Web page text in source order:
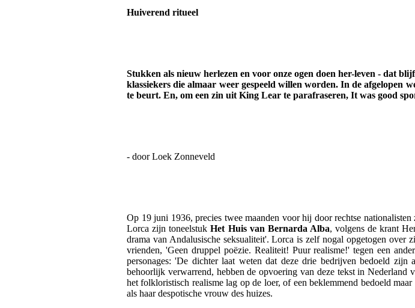
Huiverend ritueel
Stukken als nieuw herlezen en voor onze ogen doen her-leven - dat
klassiekers die almaar weer gespeeld willen worden. In de afgelopen
te beurt. En, om een zin uit King Lear te parafraseren, It was good
- door Loek Zonneveld
Op 19 juni 1936, precies twee maanden voor hij door rechtse
Lorca zijn toneelstukHet Huis van Bernarda Alba, volgens de krant
drama van Andalusische seksualiteit'. Lorca is zelf nogal opgetogen
vrienden, 'Geen druppel poëzie. Realiteit! Puur realisme!' tegen een
personages: 'De dichter laat weten dat deze drie bedrijven bedoeld
behoorlijk verwarrend, hebben de opvoering van deze tekst in
het folkloristisch realisme lag op de loer, of een beklemmend bedoeld
als haar despotische vrouw des huizes.